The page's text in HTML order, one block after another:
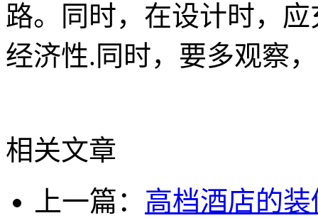
路。同时，在设计时，
经济性.同时，要多观察
相关文章
上一篇： 高档酒店的